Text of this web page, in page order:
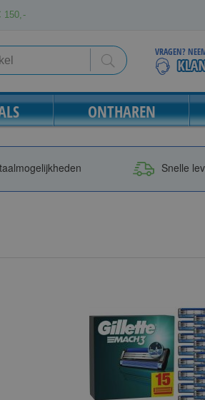
150,-
VRAGEN?
ONTHAREN
Snelle